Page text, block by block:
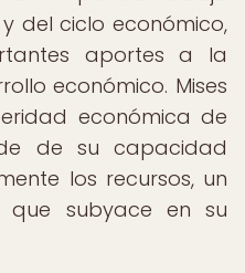
del ciclo económico,
aportes a la
económico. Mises
económica de
de su capacidad
los recursos, un
que subyace en su